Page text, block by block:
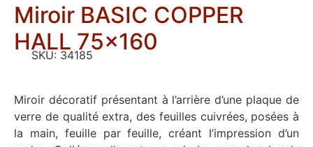
Miroir BASIC COPPER
HALL 75×160
SKU: 34185
Miroir décoratif présentant à l’arrière d’une plaque de
verre de qualité extra, des feuilles cuivrées, posées à
la main, feuille par feuille, créant l’impression d’un